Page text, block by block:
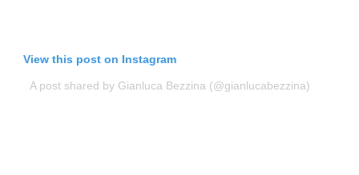
View this post on Instagram
A post shared by Gianluca Bezzina (@gianlucabezzina)